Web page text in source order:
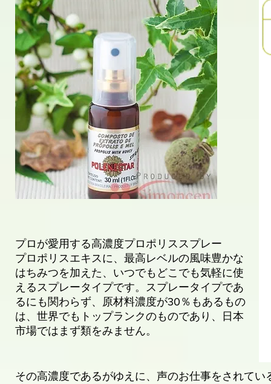
プロが愛用する高濃度プロポリススプレー
プロポリスエキスに、最高レベルの風味豊かな
はちみつを加えた、いつでもどこでも気軽に使
えるスプレータイプです。スプレータイプであ
るにも関わらず、原材料濃度が30％もあるもの
は、世界でもトップランクのものであり、日本
市場ではまず類をみません。
その高濃度であるがゆえに、声のお仕事をされて